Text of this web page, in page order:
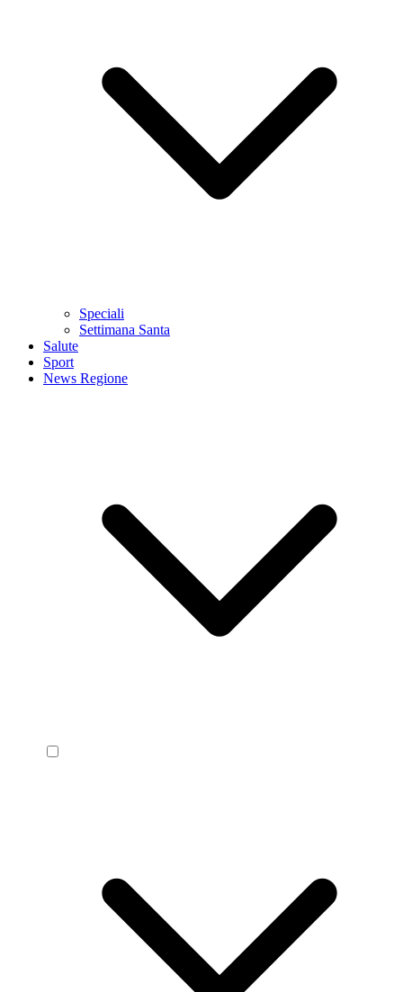
Speciali
Settimana Santa
Salute
Sport
News Regione